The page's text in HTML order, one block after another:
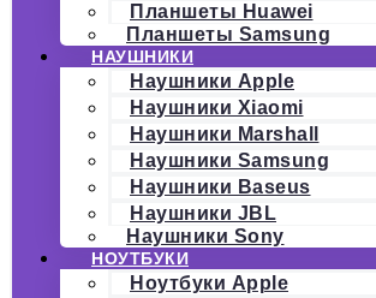
Планшеты Huawei
Планшеты Samsung
НАУШНИКИ
Наушники Apple
Наушники Xiaomi
Наушники Marshall
Наушники Samsung
Наушники Baseus
Наушники JBL
Наушники Sony
НОУТБУКИ
Ноутбуки Apple